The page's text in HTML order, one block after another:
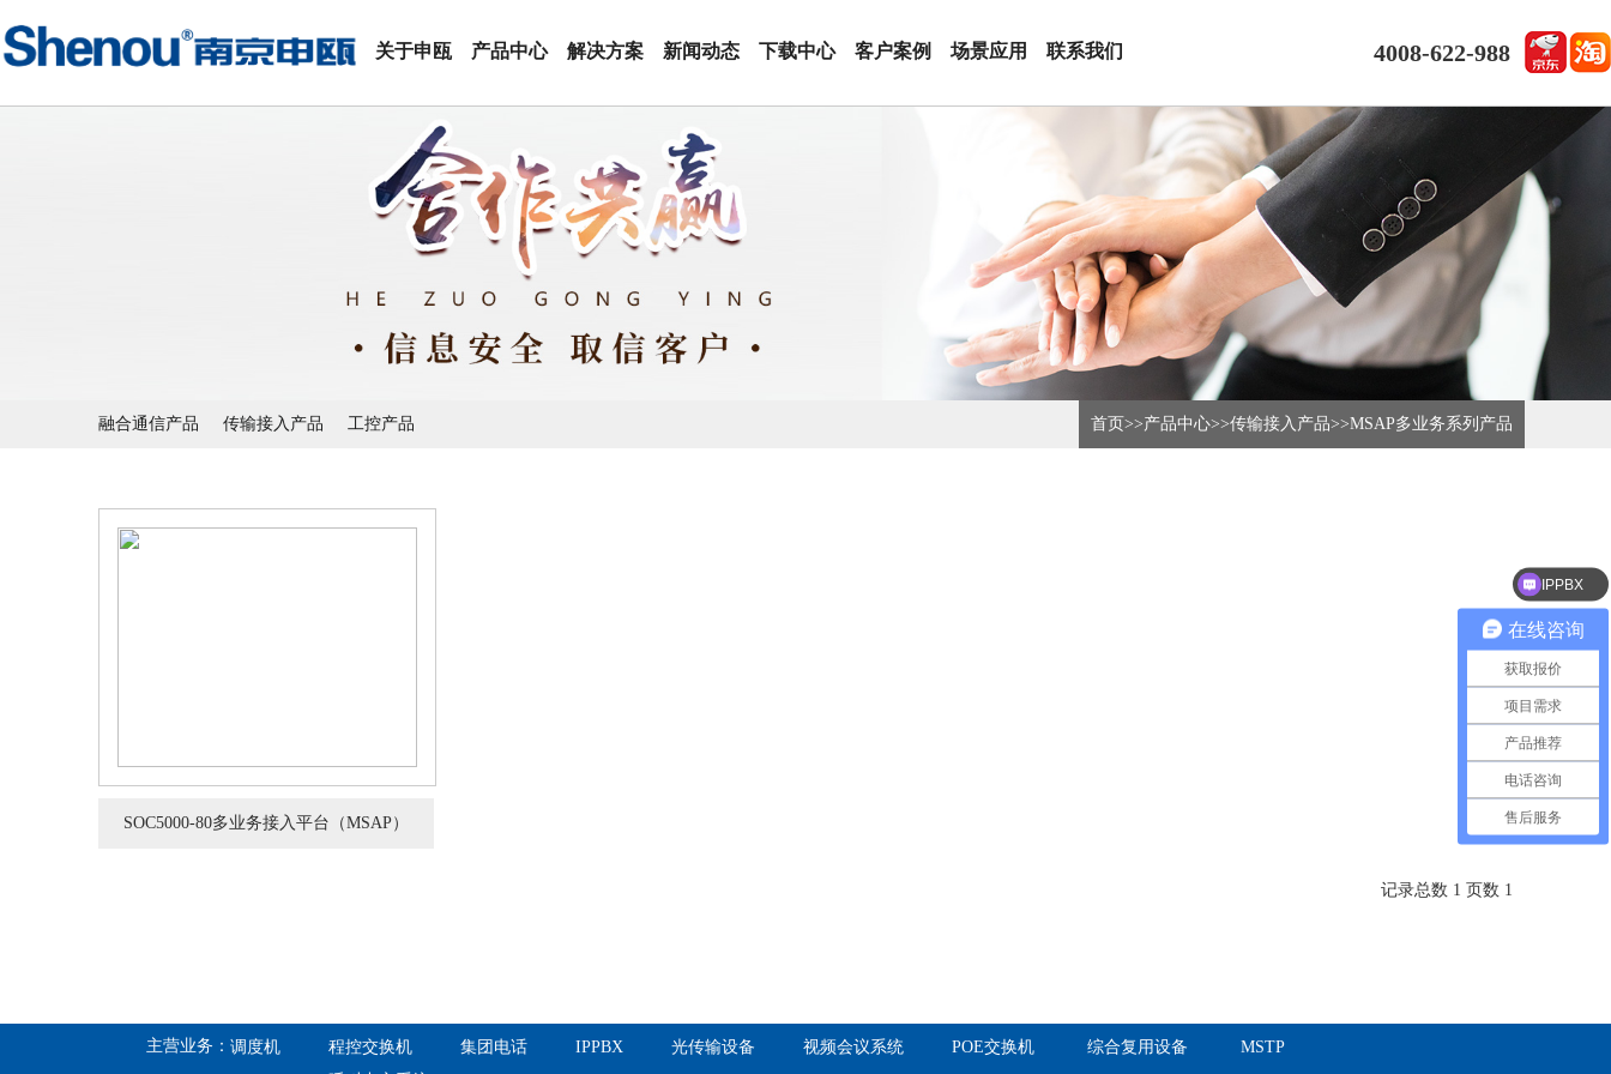
关于申瓯 产品中心 解决方案 新闻动态 下载中心 客户案例 场景应用 联系我们 4008-622-988
融合通信产品 传输接入产品 工控产品 首页 >>产品中心>>传输接入产品>>MSAP多业务系列产品
SOC5000-80多业务接入平台（MSAP）
记录总数 1 页数 1
主营业务： 调度机 程控交换机 集团电话 IPPBX 光传输设备 视频会议系统 POE交换机 综合复用设备
MSTP
在线咨询
获取报价
项目需求
产品推荐
电话咨询
售后服务
IPPBX
语音网关